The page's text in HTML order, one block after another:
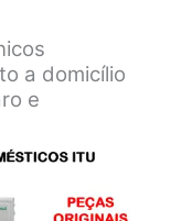
a domicílio
e